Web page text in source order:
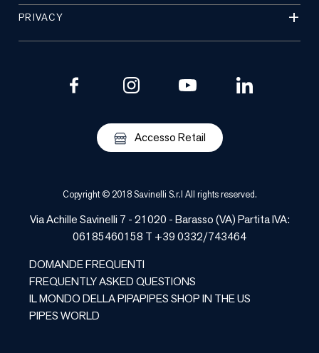
PRIVACY
Accesso Retail
Copyright © 2018 Savinelli S.r.l All rights reserved.
Via Achille Savinelli 7 - 21020 -Barasso(VA) Partita IVA:
06185460158 T +39 0332/743464
DOMANDE FREQUENTI
FREQUENTLY ASKED QUESTIONS
IL MONDO DELLA PIPAPIPES SHOP IN THE US
PIPES WORLD